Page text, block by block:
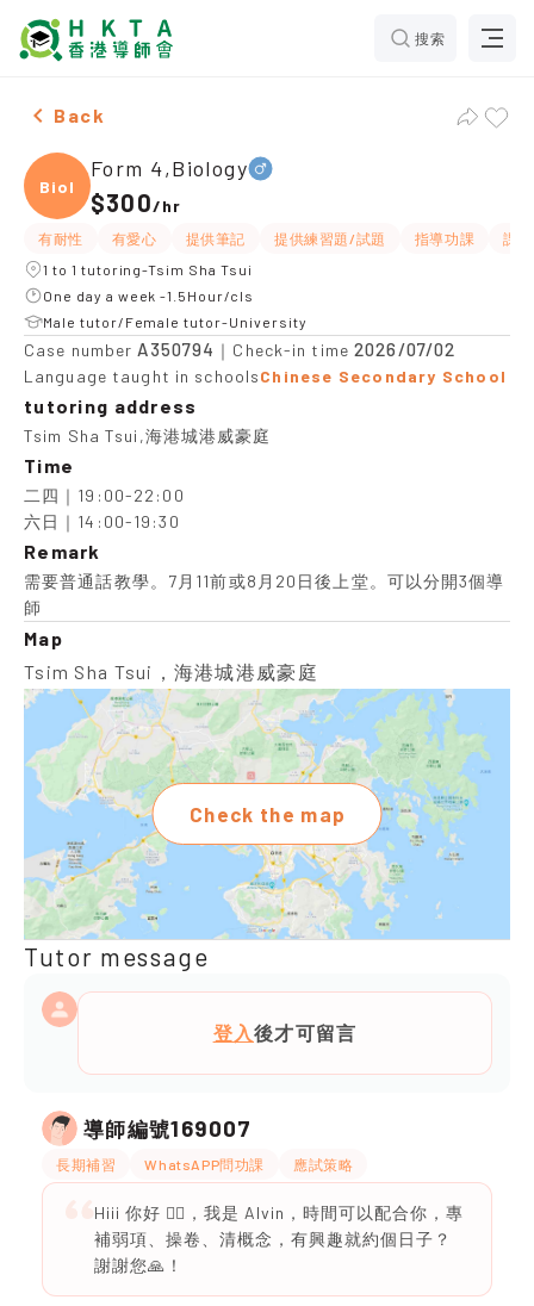
搜索
Male Form 4,Biology，Tsim Sha Tsui Tuition
Back
Biolo
Form 4,Biology
$300/hr
有耐性 有愛心 提供筆記 提供練習題/試題 指導功課
課
1 to 1 tutoring-Tsim Sha Tsui
One day a week -1.5Hour/cls
Male tutor/Female tutor-University
Case number A350794 ｜Check-in time2026/07/02
Language taught in schoolsChinese Secondary School
tutoring address
Tsim Sha Tsui,海港城港威豪庭
Time
二四｜19:00-22:00
六日｜14:00-19:30
Remark
需要普通話教學。7月11前或8月20日後上堂。可以分開3個導
師
Map
Tsim Sha Tsui，海港城港威豪庭
Check the map
Tutor message
登入後才可留言
導師編號169007
長期補習 WhatsAPP問功課 應試策略
Hiii 你好 🙋‍♂️，我是 Alvin，時間可以配合你，專
補弱項、操卷、清概念，有興趣就約個日子？
謝謝您🙏！